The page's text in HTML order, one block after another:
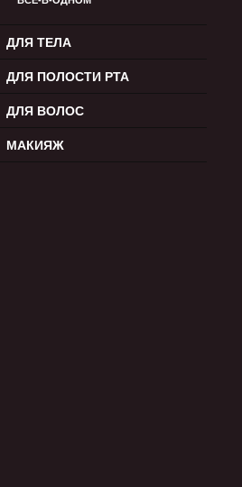
ДЛЯ ТЕЛА
ДЛЯ ПОЛОСТИ РТА
ДЛЯ ВОЛОС
МАКИЯЖ